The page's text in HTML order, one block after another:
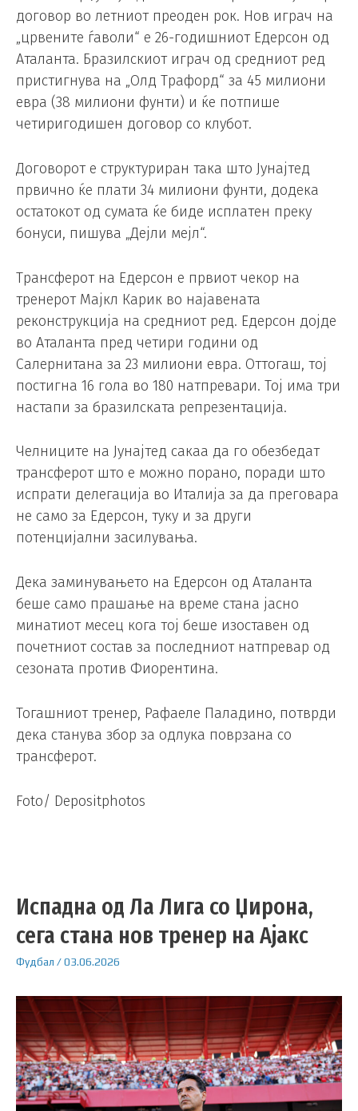
договор во летниот преоден рок. Нов играч на
„црвените ѓаволи“ е 26-годишниот Едерсон од
Аталанта. Бразилскиот играч од средниот ред
пристигнува на „Олд Трафорд“ за 45 милиони
евра (38 милиони фунти) и ќе потпише
четиригодишен договор со клубот.
Договорот е структуриран така што Јунајтед
првично ќе плати 34 милиони фунти, додека
остатокот од сумата ќе биде исплатен преку
бонуси, пишува „Дејли мејл“.
Трансферот на Едерсон е првиот чекор на
тренерот Мајкл Карик во најавената
реконструкција на средниот ред. Едерсон дојде
во Аталанта пред четири години од
Салернитана за 23 милиони евра. Оттогаш, тој
постигна 16 гола во 180 натпревари. Тој има три
настапи за бразилската репрезентација.
Челниците на Јунајтед сакаа да го обезбедат
трансферот што е можно порано, поради што
испрати делегација во Италија за да преговара
не само за Едерсон, туку и за други
потенцијални засилувања.
Дека заминувањето на Едерсон од Аталанта
беше само прашање на време стана јасно
минатиот месец кога тој беше изоставен од
почетниот состав за последниот натпревар од
сезоната против Фиорентина.
Тогашниот тренер, Рафаеле Паладино, потврди
дека станува збор за одлука поврзана со
трансферот.
Foto/ Depositphotos
Испадна од Ла Лига со Џирона,
сега стана нов тренер на Ајакс
Фудбал /03.06.2026